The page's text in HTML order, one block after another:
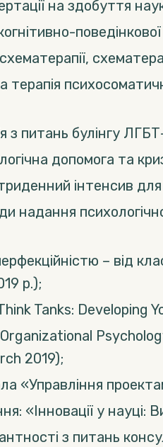
на здобуття
з питань булінгу
допомога та
інтенсив
надання
– від
р.);
Tanks: Developing
2019);
«Управління
«Інновації у науці:
з питань